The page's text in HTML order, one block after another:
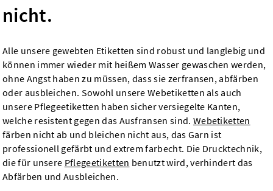
nicht.
Alle unsere gewebten Etiketten sind robust und langlebig und
können immer wieder mit heißem Wasser gewaschen werden,
ohne Angst haben zu müssen, dass sie zerfransen, abfärben
oder ausbleichen. Sowohl unsere Webetiketten als auch
unsere Pflegeetiketten haben sicher versiegelte Kanten,
welche resistent gegen das Ausfransen sind. Webetiketten
färben nicht ab und bleichen nicht aus, das Garn ist
professionell gefärbt und extrem farbecht. Die Drucktechnik,
die für unsere Pflegeetiketten benutzt wird, verhindert das
Abfärben und Ausbleichen.